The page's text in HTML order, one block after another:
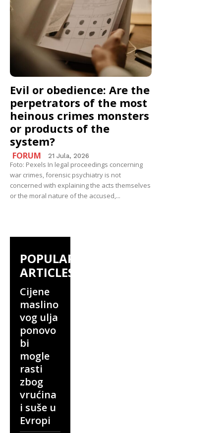
Evil or obedience: Are the
perpetrators of the most
heinous crimes monsters
or products of the
system?
FORUM 21 Jula, 2026
Foto: Pexels In legal proceedings concerning
war crimes, forensic psychiatry is not
concerned with explaining the acts themselves
or the moral nature of the accused,...
POPULAR
ARTICLES
Cijene
maslino
vog ulja
ponovo
bi
mogle
rasti
zbog
vrućina
i suše u
Evropi